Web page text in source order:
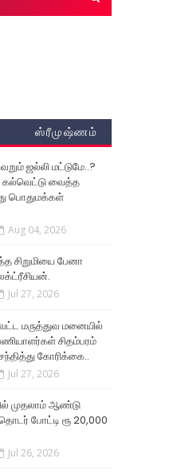
ஸ்ரீமுஷ்ணம்
ஜல்லி மட்டுமே..?
வைத்த
பொதுமக்கள்
Aug 04, 2026
சிறுமியை பேனா
Jul 27, 2026
மருத்துவ மனையில்
சிதம்பரம்
கோரிக்கை..
Jul 27, 2026
முதலாம் ஆண்டு
போட்டி ரூ 20,000
Jul 26, 2026